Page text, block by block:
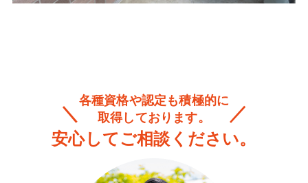
各種資格や認定も積極的に
取得しております。
安心してご相談ください。